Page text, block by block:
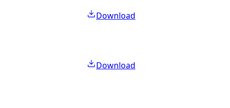
Download
Download